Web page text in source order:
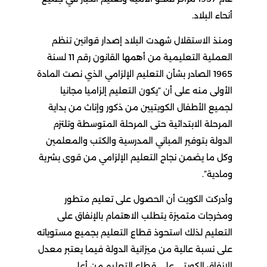
أنحاء البلاد.
ومنذ الاستقلال شهدت البلاد إصدار قوانين تنظم
العملية التعليمية من أهمها القانون رقم 11 لسنة
1965 الصادر بشأن التعليم الإلزامي الذي نصت المادة
الأولى منه على أن “يكون التعليم إلزاميا مجانيا
لجميع الأطفال الكويتيين من ذكور وإناث من بداية
المرحلة الابتدائية حتى المرحلة المتوسطة وتلتزم
الدولة بتوفير المباني المدرسية والكتب والمعلمين
وكل ما يضمن نجاح التعليم الإلزامي من قوى بشرية
ومادية”.
وأدركت الكويت أن الحصول على تعليم متطور
ومخرجات متميزة يتطلب الاهتمام بالإنفاق على
التعليم لذلك استحوذ قطاع التعليم بجميع مستوياته
على نسبة عالية من ميزانية الدولة فيما يعتبر معدل